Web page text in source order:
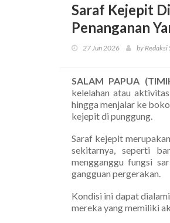
Saraf Kejepit
Penanganan
27 Jun 2026 by Redaksi
SALAM PAPUA
kelelahan atau
hingga menjalar ke
kejepit di punggung.
Saraf kejepit
sekitarnya, seperti
mengganggu fungsi
gangguan pergerakan.
Kondisi ini dapat
mereka yang memiliki